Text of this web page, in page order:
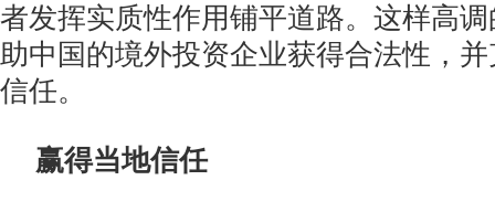
者发挥实质性作用铺平道路。这样高
助中国的境外投资企业获得合法性，
信任。
赢得当地信任